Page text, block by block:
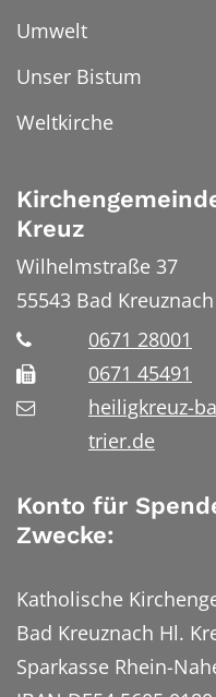
Umwelt
Unser Bistum
Weltkirche
Kreuz
Wilhelmstraße 37
55543 Bad Kreuznach
0671 28001
0671 45491
heiligkreuz-
trier.de
Konto für
Zwecke:
Katholische
Bad Kreuznach Hl.
Sparkasse Rhein-